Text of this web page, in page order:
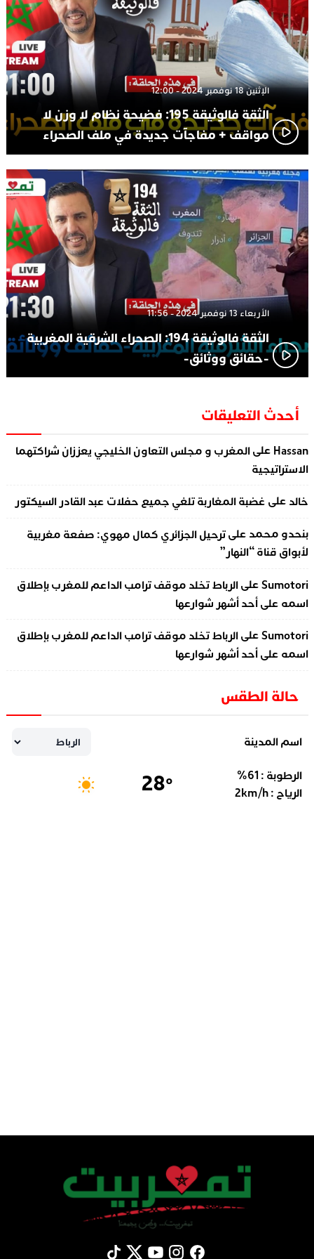
الإثنين 18 نوفمبر 2024 - 12:00
الثقة فالوثيقة 195: فضيحة نظام لا وزن لا
مواقف + مفاجآت جديدة في ملف الصحراء
الأربعاء 13 نوفمبر 2024 - 11:56
الثقة فالوثيقة 194: الصحراء الشرقية المغربية
-حقائق ووثائق-
أحدث التعليقات
Hassan علىالمغرب و مجلس التعاون الخليجي يعززان شراكتهما
الاستراتيجية
خالد على غضبة المغاربة تلغي جميع حفلات عبد القادر السيكتور
بنحدو محمد علىترحيل الجزائري كمال مهوي: صفعة مغربية
لأبواق قناة “النهار”
Sumotoriعلىالرباط تخلد موقف ترامب الداعم للمغرب بإطلاق
اسمه على أحد أشهر شوارعها
Sumotoriعلىالرباط تخلد موقف ترامب الداعم للمغرب بإطلاق
اسمه على أحد أشهر شوارعها
حالة الطقس
اسم المدينة
الرطوبة : 61
%
الرياح :
2km/h
28°